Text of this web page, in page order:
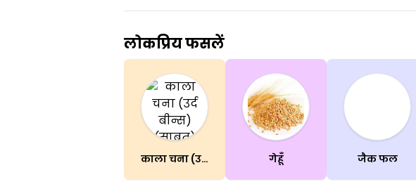
लोकप्रिय फसलें
काला चना (उर्द बीन्स)(साबुत) गेहूँ जैक फल